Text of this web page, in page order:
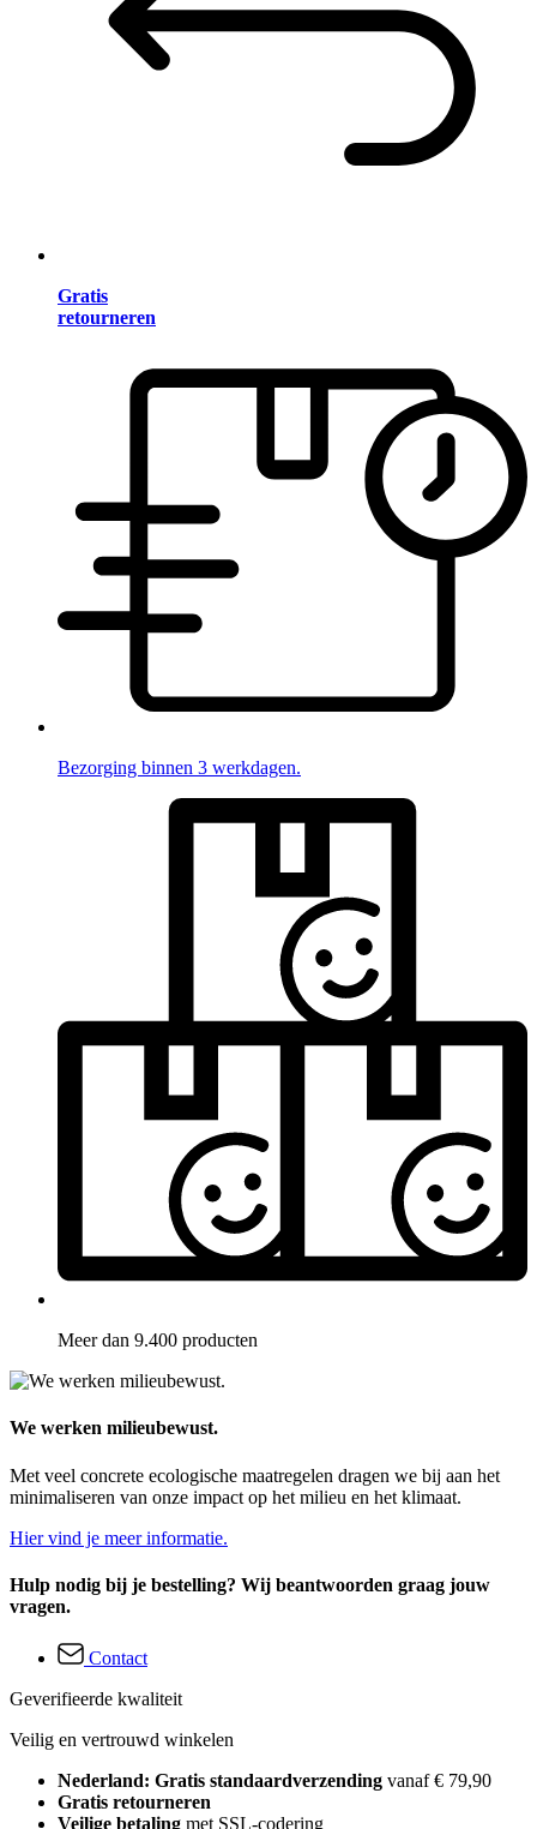
Gratis
retourneren
Bezorging binnen 3 werkdagen.
Meer dan 9.400 producten
We werken milieubewust.
Met veel concrete ecologische maatregelen dragen we bij aan het
minimaliseren van onze impact op het milieu en het klimaat.
Hier vind je meer informatie.
Hulp nodig bij je bestelling? Wij beantwoorden graag jouw
vragen.
Contact
Geverifieerde kwaliteit
Veilig en vertrouwd winkelen
Nederland: Gratis standaardverzending vanaf € 79,90
Gratis retourneren
Veilige betaling met SSL-codering